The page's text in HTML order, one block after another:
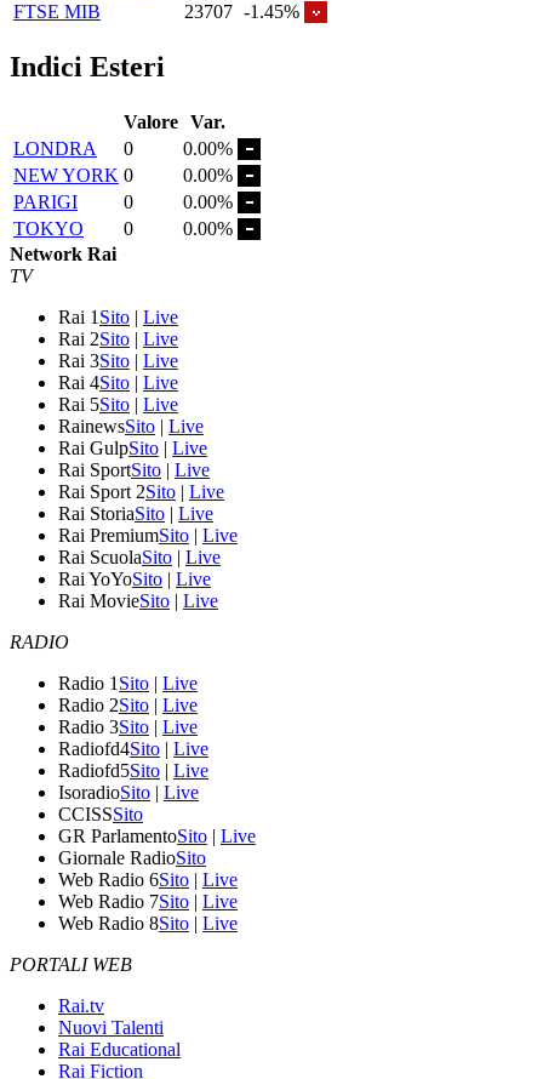
FTSE MIB
23707 -1.45%
Indici Esteri
Valore Var.
LONDRA
0
0.00%
NEW YORK 0
0.00%
PARIGI
0
0.00%
TOKYO
0
0.00%
Network Rai
TV
Rai 1 Sito | Live
Rai 2Sito | Live
Rai 3Sito | Live
Rai 4Sito | Live
Rai 5Sito | Live
RainewsSito | Live
Rai GulpSito | Live
Rai SportSito | Live
Rai Sport 2Sito | Live
Rai StoriaSito | Live
Rai PremiumSito | Live
Rai ScuolaSito | Live
Rai YoYoSito | Live
Rai MovieSito | Live
RADIO
Radio 1 Sito | Live
Radio 2Sito | Live
Radio 3Sito | Live
Radiofd4Sito | Live
Radiofd5Sito | Live
IsoradioSito | Live
CCISSSito
GR ParlamentoSito | Live
Giornale RadioSito
Web Radio 6Sito | Live
Web Radio 7Sito | Live
Web Radio 8Sito | Live
PORTALI WEB
Rai.tv
Nuovi Talenti
Rai Educational
Rai Fiction